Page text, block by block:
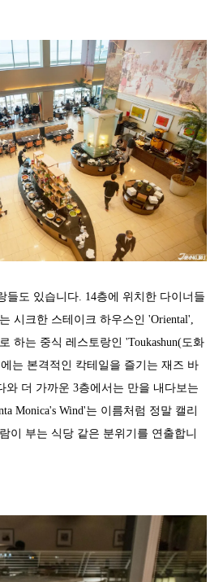
들도 있습니다. 14층에 위치한 다이너들
시크한 스테이크 하우스인 'Oriental',
하는 중식 레스토랑인 'Toukashun(도화
는 본격적인 칵테일을 즐기는 재즈 바
더 가까운 3층에서는 만을 내다보는
Monica's Wind'는 이름처럼 정말 캘리
이 부는 식당 같은 분위기를 연출합니